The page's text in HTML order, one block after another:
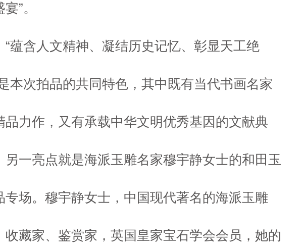
”。
“蕴含人文精神、凝结历史记忆、彰显天工绝
本次拍品的共同特色，其中既有当代书画名家
品力作，又有承载中华文明优秀基因的文献典
另一亮点就是海派玉雕名家穆宇静女士的和田玉
专场。穆宇静女士，中国现代著名的海派玉雕
收藏家、鉴赏家，英国皇家宝石学会会员，她的